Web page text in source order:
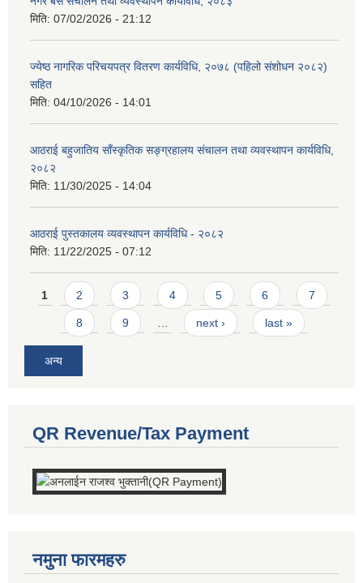
मिति: 07/02/2026 - 21:12
ज्येष्ठ नागरिक परिचयपत्र वितरण कार्यविधि, २०७८ (पहिलो संशोधन २०८२)
सहित
मिति: 04/10/2026 - 14:01
आठराई बहुजातिय साँस्कृतिक सङ्ग्रहालय संचालन तथा व्यवस्थापन कार्यविधि,
२०८२
मिति: 11/30/2025 - 14:04
आठराई पुस्तकालय व्यवस्थापन कार्यविधि - २०८२
मिति: 11/22/2025 - 07:12
Pages
1 2 3 4 5 6 7
8 9 … next › last »
अन्य
QR Revenue/Tax Payment
नमुना फारमहरु